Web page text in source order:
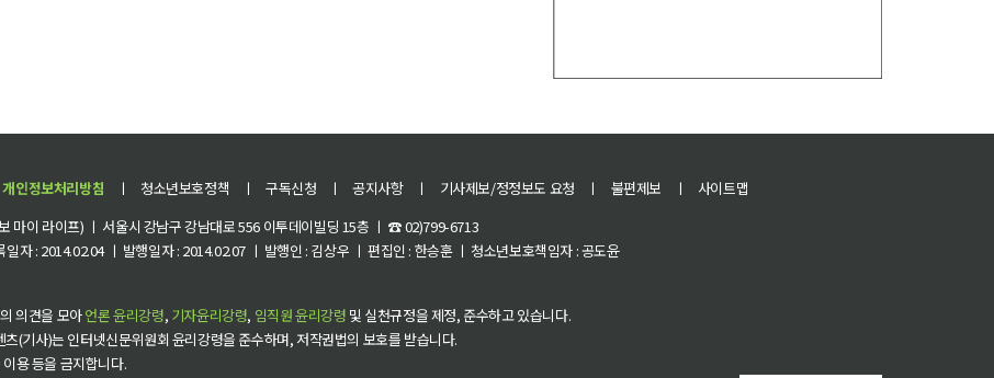
개인정보처리방침 ㅣ 청소년보호정책 ㅣ 구독신청 ㅣ 공지사항 ㅣ 기사제보/정정보도 요청 ㅣ 불편제보 ㅣ
사이트맵
마이 라이프) ㅣ 서울시 강남구 강남대로 556 이투데이빌딩 15층 ㅣ ☎ 02)799-6713
자 : 2014.02.04 ㅣ 발행일자 : 2014.02.07 ㅣ 발행인 : 김상우 ㅣ 편집인 : 한승훈 ㅣ 청소년보호책임자 : 공도윤
의견을 모아언론 윤리강령, 기자윤리강령, 임직원 윤리강령 및 실천규정을 제정, 준수하고 있습니다.
(기사)는 인터넷신문위원회 윤리강령을 준수하며, 저작권법의 보호를 받습니다.
용 등을 금지합니다.